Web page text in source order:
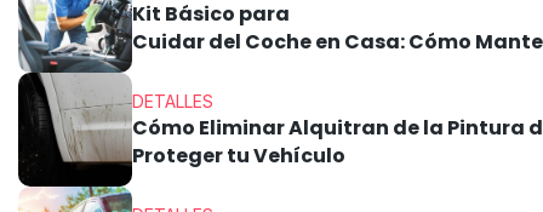
y tiene la ventaja de disimular mejor los rayones
tono, depósito de impurezas o
marca de lluvia se hace visible con mucha más
rapidez sobre superficies claras. Por eso,
entender los cuidados específicos para
autos blancos es esencial para preservar su estética
Kit Básico para
Cuidar del Coche en Casa: Cómo
DETALLES
Cómo Eliminar Alquitran de la Pintura
Proteger tu Vehículo